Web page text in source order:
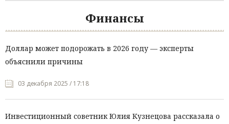
Финансы
Доллар может подорожать в 2026 году — эксперты
объяснили причины
03 декабря 2025 / 17:18
Инвестиционный советник Юлия Кузнецова рассказала о